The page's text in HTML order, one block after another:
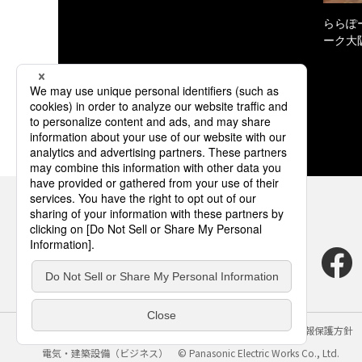
ららぽ
ーク大
サイトのご利用にあたって クッキーポリシー
個人情報保護方針
電気・建築設備（ビジネス）
© Panasonic Electric Works Co., Ltd.